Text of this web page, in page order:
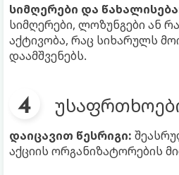
სიმღერები და
სიმღერები, ლოზუნგები ან
აქტივობა, რაც სიხარულს
დაამშვენებს.
დაიცავით წესრიგი:
აქციის ორგანიზატორების